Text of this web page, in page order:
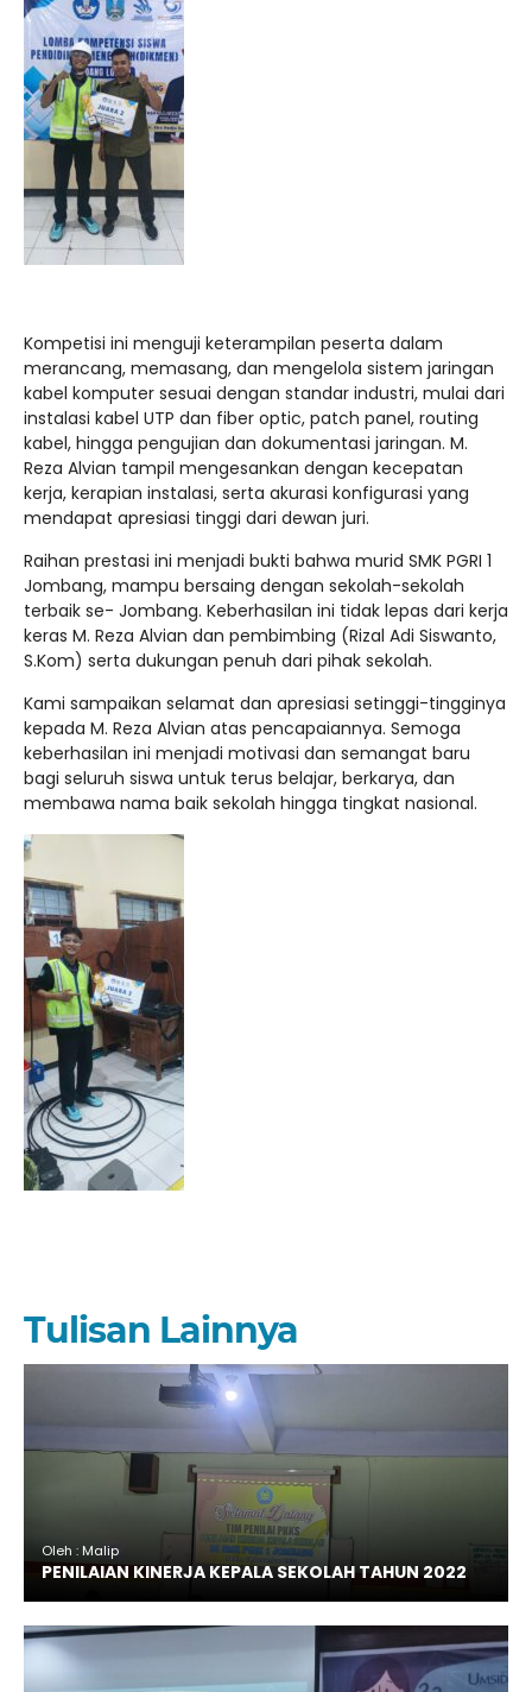
Kompetisi ini menguji keterampilan peserta dalam
merancang, memasang, dan mengelola sistem jaringan
kabel komputer sesuai dengan standar industri, mulai dari
instalasi kabel UTP dan fiber optic, patch panel, routing
kabel, hingga pengujian dan dokumentasi jaringan. M.
Reza Alvian tampil mengesankan dengan kecepatan
kerja, kerapian instalasi, serta akurasi konfigurasi yang
mendapat apresiasi tinggi dari dewan juri.
Raihan prestasi ini menjadi bukti bahwa murid SMK PGRI 1
Jombang, mampu bersaing dengan sekolah-sekolah
terbaik se- Jombang. Keberhasilan ini tidak lepas dari kerja
keras M. Reza Alvian dan pembimbing (Rizal Adi Siswanto,
S.Kom) serta dukungan penuh dari pihak sekolah.
Kami sampaikan selamat dan apresiasi setinggi-tingginya
kepada M. Reza Alvian atas pencapaiannya. Semoga
keberhasilan ini menjadi motivasi dan semangat baru
bagi seluruh siswa untuk terus belajar, berkarya, dan
membawa nama baik sekolah hingga tingkat nasional.
Tulisan Lainnya
Oleh : Malip
PENILAIAN KINERJA KEPALA SEKOLAH TAHUN 2022